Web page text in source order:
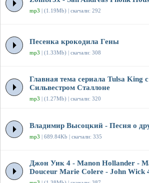
mp3 | (1.19Mb) | скачали: 292
Песенка крокодила Гены
mp3 | (1.33Mb) | скачали: 308
Главная тема сериала Tulsa King с
Сильвестром Сталлоне
mp3 | (1.27Mb) | скачали: 320
Владимир Высоцкий - Песня о
mp3 | 689.84Kb | скачали: 335
Джон Уик 4 - Manon Hollander -
Douceur Marie Colere - John Wick